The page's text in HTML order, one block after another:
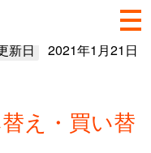
新日 2021年1月21日
え・買い替